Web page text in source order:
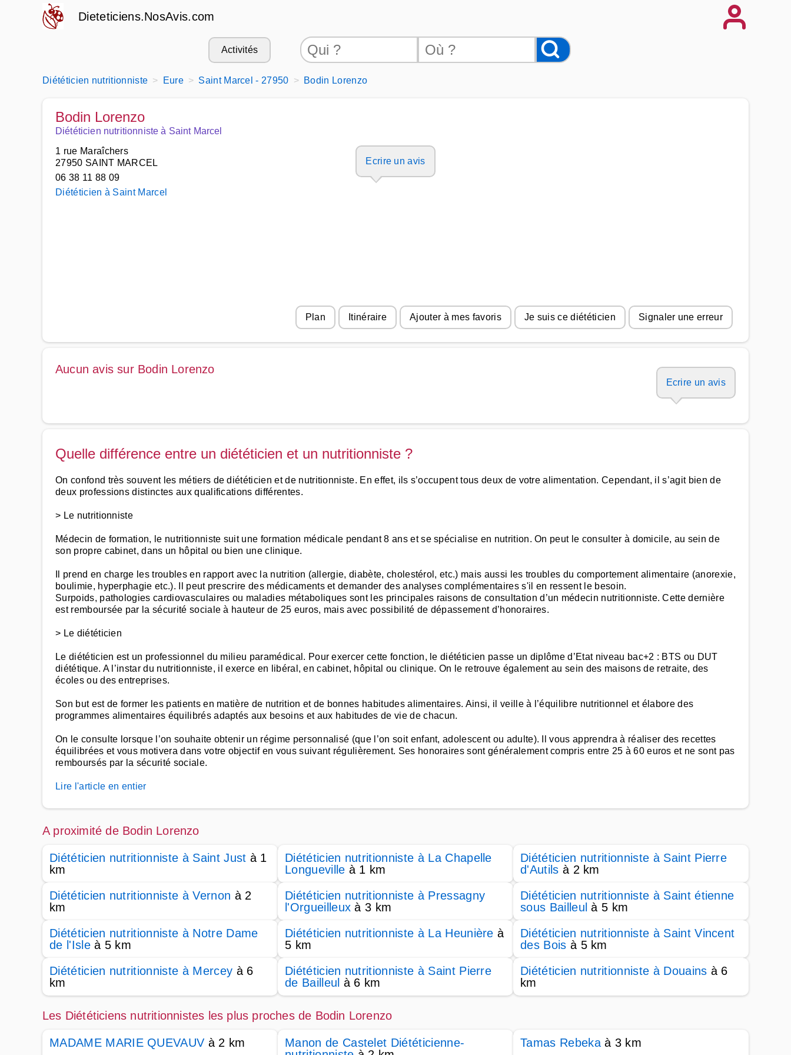
Dieteticiens.NosAvis.com
Activités
Diététicien nutritionniste Eure Saint Marcel - 27950 Bodin Lorenzo
Bodin Lorenzo
Diététicien nutritionniste à Saint Marcel
1 rue Maraîchers
27950 SAINT MARCEL
06 38 11 88 09
Diététicien à Saint Marcel
Ecrire un avis
Plan Itinéraire Ajouter à mes favoris Je suis ce diététicien Signaler une erreur
Aucun avis sur Bodin Lorenzo
Ecrire un avis
Quelle différence entre un diététicien et un nutritionniste ?
On confond très souvent les métiers de diététicien et de nutritionniste. En effet, ils s’occupent tous deux de votre alimentation. Cependant, il s’agit bien de
deux professions distinctes aux qualifications différentes.
> Le nutritionniste
Médecin de formation, le nutritionniste suit une formation médicale pendant 8 ans et se spécialise en nutrition. On peut le consulter à domicile, au sein de
son propre cabinet, dans un hôpital ou bien une clinique.
Il prend en charge les troubles en rapport avec la nutrition (allergie, diabète, cholestérol, etc.) mais aussi les troubles du comportement alimentaire (anorexie,
boulimie, hyperphagie etc.). Il peut prescrire des médicaments et demander des analyses complémentaires s'il en ressent le besoin.
Surpoids, pathologies cardiovasculaires ou maladies métaboliques sont les principales raisons de consultation d’un médecin nutritionniste. Cette dernière
est remboursée par la sécurité sociale à hauteur de 25 euros, mais avec possibilité de dépassement d’honoraires.
> Le diététicien
Le diététicien est un professionnel du milieu paramédical. Pour exercer cette fonction, le diététicien passe un diplôme d’Etat niveau bac+2 : BTS ou DUT
diététique. A l’instar du nutritionniste, il exerce en libéral, en cabinet, hôpital ou clinique. On le retrouve également au sein des maisons de retraite, des
écoles ou des entreprises.
Son but est de former les patients en matière de nutrition et de bonnes habitudes alimentaires. Ainsi, il veille à l’équilibre nutritionnel et élabore des
programmes alimentaires équilibrés adaptés aux besoins et aux habitudes de vie de chacun.
On le consulte lorsque l’on souhaite obtenir un régime personnalisé (que l’on soit enfant, adolescent ou adulte). Il vous apprendra à réaliser des recettes
équilibrées et vous motivera dans votre objectif en vous suivant régulièrement. Ses honoraires sont généralement compris entre 25 à 60 euros et ne sont pas
remboursés par la sécurité sociale.
Lire l'article en entier
A proximité de Bodin Lorenzo
Diététicien nutritionniste à Saint Just à 1
km
Diététicien nutritionniste à La Chapelle
Longueville à 1 km
Diététicien nutritionniste à Saint Pierre
d'Autils à 2 km
Diététicien nutritionniste à Vernon à 2
km
Diététicien nutritionniste à Pressagny
l'Orgueilleux à 3 km
Diététicien nutritionniste à Saint étienne
sous Bailleul à 5 km
Diététicien nutritionniste à Notre Dame
de l'Isleà 5 km
Diététicien nutritionniste à La Heunière à
5 km
Diététicien nutritionniste à Saint Vincent
des Bois à 5 km
Diététicien nutritionniste à Mercey à 6
km
Diététicien nutritionniste à Saint Pierre
de Bailleul à 6 km
Diététicien nutritionniste à Douains à 6
km
Les Diététiciens nutritionnistes les plus proches de Bodin Lorenzo
MADAME MARIE QUEVAUV à 2 km
Manon de Castelet Diététicienne-
Tamas Rebekaà 3 km